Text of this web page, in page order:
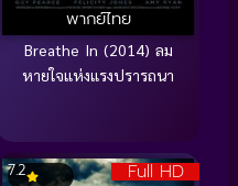
พากย์ไทย
Breathe In (2014) ลม
หายใจแห่งแรงปรารถนา
Full HD
7.2